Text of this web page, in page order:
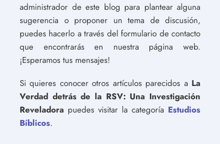
administrador de este blog para plantear alguna
sugerencia o proponer un tema de discusión,
puedes hacerlo a través del formulario de contacto
que encontrarás en nuestra página web.
¡Esperamos tus mensajes!
Si quieres conocer otros artículos parecidos a La
Verdad detrás de la RSV: Una Investigación
Reveladora puedes visitar la categoría Estudios
Bíblicos.